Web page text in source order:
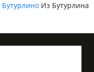
Бутурлино Из Бутурлина